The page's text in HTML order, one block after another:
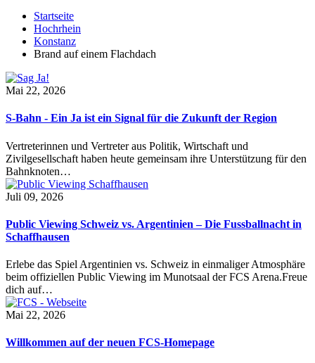
Startseite
Hochrhein
Konstanz
Brand auf einem Flachdach
Mai 22, 2026
S-Bahn - Ein Ja ist ein Signal für die Zukunft der Region
Vertreterinnen und Vertreter aus Politik, Wirtschaft und
Zivilgesellschaft haben heute gemeinsam ihre Unterstützung für den
Bahnknoten…
Juli 09, 2026
Public Viewing Schweiz vs. Argentinien – Die Fussballnacht in
Schaffhausen
Erlebe das Spiel Argentinien vs. Schweiz in einmaliger Atmosphäre
beim offiziellen Public Viewing im Munotsaal der FCS Arena.Freue
dich auf…
Mai 22, 2026
Willkommen auf der neuen FCS-Homepage